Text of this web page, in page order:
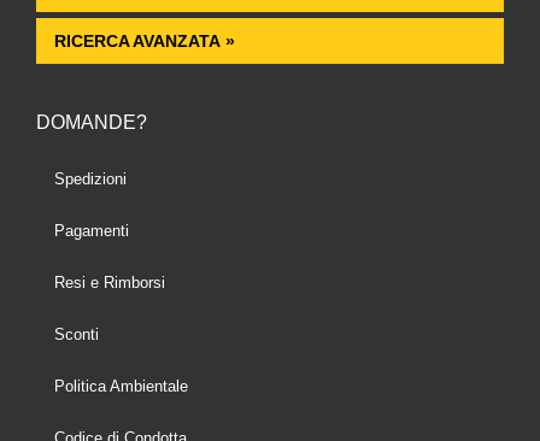
RICERCA AVANZATA »
DOMANDE?
Spedizioni
Pagamenti
Resi e Rimborsi
Sconti
Politica Ambientale